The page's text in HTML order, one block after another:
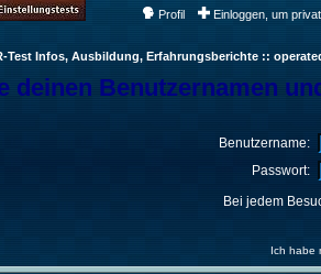
Profil
Einloggen, um
Test Infos, Ausbildung, Erfahrungsberichte ::
deinen Benutzernamen
Benutzername:
Passwort:
Bei jedem
Ich habe